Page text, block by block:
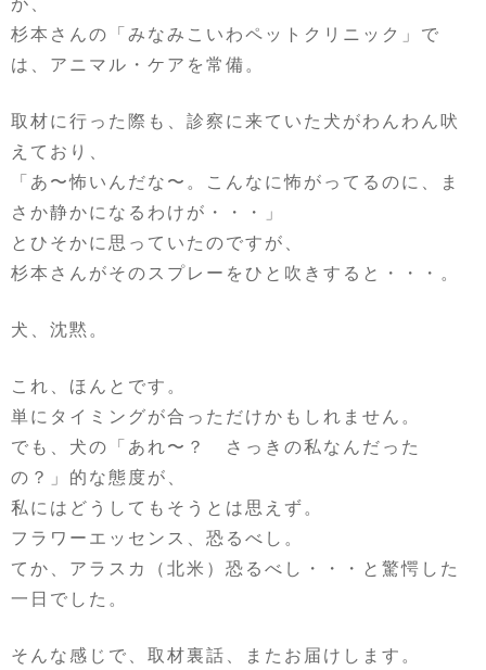
が、
杉本さんの「みなみこいわペットクリニック」で
は、アニマル・ケアを常備。
取材に行った際も、診察に来ていた犬がわんわん吠
えており、
「あ〜怖いんだな〜。こんなに怖がってるのに、ま
さか静かになるわけが・・・」
とひそかに思っていたのですが、
杉本さんがそのスプレーをひと吹きすると・・・。
犬、沈黙。
これ、ほんとです。
単にタイミングが合っただけかもしれません。
でも、犬の「あれ〜？ さっきの私なんだった
の？」的な態度が、
私にはどうしてもそうとは思えず。
フラワーエッセンス、恐るべし。
てか、アラスカ（北米）恐るべし・・・と驚愕した
一日でした。
そんな感じで、取材裏話、またお届けします。